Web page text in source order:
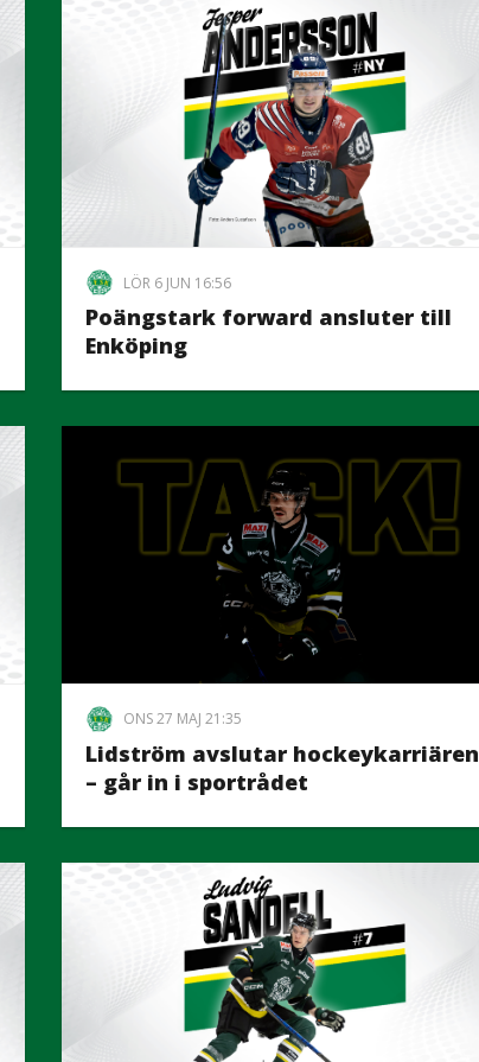
LÖR 6 JUN 16:56
Poängstark forward ansluter till
Enköping
ONS 27 MAJ 21:35
Lidström avslutar hockeykarriären
– går in i sportrådet